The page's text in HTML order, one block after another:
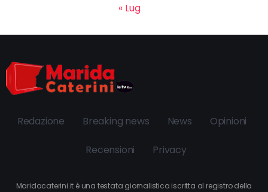
« Lug
Redazione Breaking news News Opinioni
Recensioni Privacy
Maridacaterini.it è una testata giornalistica iscritta al registro della